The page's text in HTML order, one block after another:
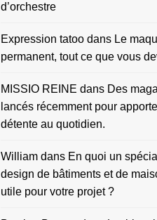
d’orchestre
Expression tatoo dans Le
permanent, tout ce que vous
MISSIO REINE dans Des
lancés récemment pour
détente au quotidien.
William dans En quoi un
design de bâtiments et de
utile pour votre projet ?